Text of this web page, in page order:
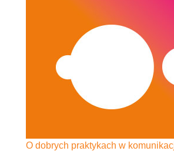
O dobrych praktykach w